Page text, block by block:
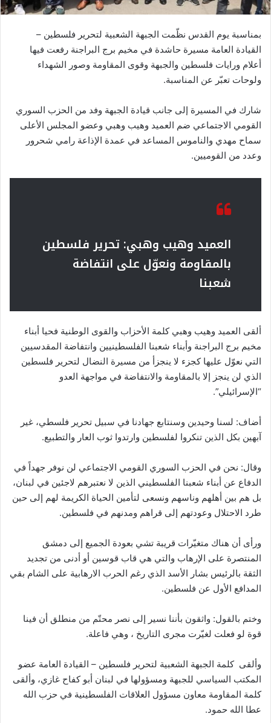
بمناسبة يوم القدس نظّمت الجبهة الشعبية لتحرير فلسطين –
القيادة العامة مسيرة حاشدة في مخيم برج البراجنة رفعت فيها
أعلام ورايات فلسطين والجبهة وقوى المقاومة وصور الشهداء
ولوحات تعبّر عن المناسبة.
شارك في المسيرة إلى جانب قيادة الجبهة وفد من الحزب السوري
القومي الاجتماعي ضم العميد وهيب وهبي وعضو المجلس الأعلى
سماح مهدي والناموس المساعد في عمدة الإذاعة رامي شحرور
وعدد من القوميين.
العميد وهيب وهبي: تحرير فلسطين
بالمقاومة ونعوّل على انتفاضة
شعبنا
ألقى العميد وهيب وهبي كلمة الأحزاب والقوى الوطنية فحيا أبناء
مخيم برج البراجنة وأبناء شعبنا الفلسطينيين وانتفاضة المقدسيين
التي نعوّل عليها كجزء لا ينجزأ من مسيرة النضال لتحرير فلسطين
الذي لن ينجز إلا بالمقاومة والانتفاضة في مواجهة العدو
“الإسرائيلي”.
أضاف: لسنا وحيدين وسنتابع جهادنا في سبيل تحرير فلسطي، غير
آبهين بكل الذين تنكروا لفلسطين وارتدوا ثوب العار والتطبيع.
وقال: نحن في الحزب السوري القومي الاجتماعي لن نوفر جهداً في
الدفاع عن أبناء شعبنا الفلسطيني الذين لا نعتبرهم لاجئين في لبنان،
بل هم بين أهلهم وناسهم ونسعى لتأمين الحياة الكريمة لهم إلى حين
طرد الاحتلال وعودتهم إلى قراهم ومدنهم في فلسطين.
ورأى أن هناك متغيّرات قريبة تشي بعودة الجميع إلى دمشق
المنتصرة على الإرهاب والتي هي قاب قوسين أو أدنى من تجديد
الثقة بالرئيس بشار الأسد الذي رغم الحرب الارهابية على الشام بقي
المدافع الأول عن فلسطين.
وختم بالقول: واثقون بأننا نسير إلى نصر محتّم من منطلق أن فينا
قوة لو فعلت لغيّرت مجرى التاريخ ، وهي فاعلة.
وألقى كلمة الجبهة الشعبية لتحرير فلسطين – القيادة العامة عضو
المكتب السياسي للجبهة ومسؤولها في لبنان أبو كفاح غازي، وألقى
كلمة المقاومة معاون مسؤول العلاقات الفلسطينية في حزب الله
عطا الله حمود.